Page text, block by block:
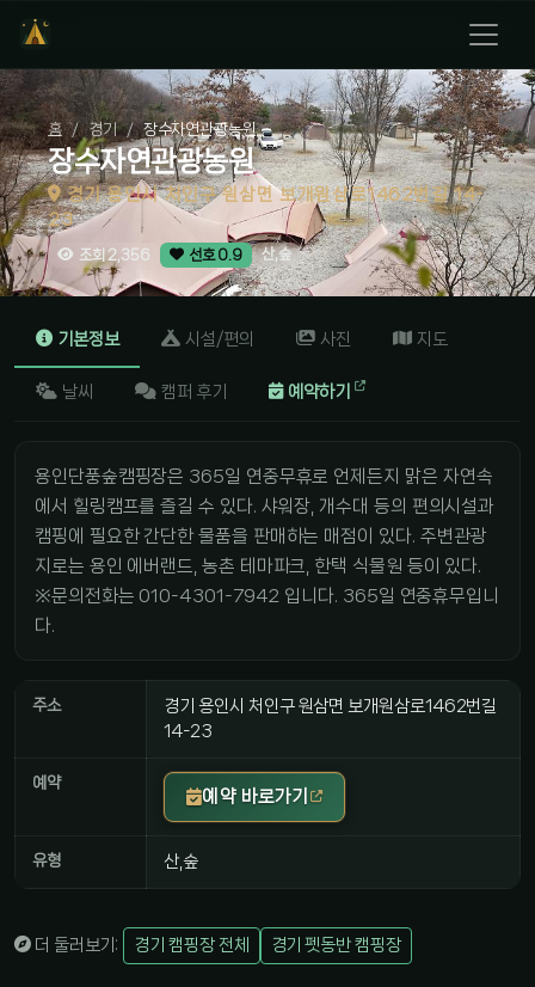
홈 경기 장수자연관광농원
장수자연관광농원
경기 용인시 처인구 원삼면 보개원삼로1462번길 14-
23
조회 2,356 선호 0.9 산,숲
기본정보 시설/편의 사진 지도
날씨 캠퍼 후기 예약하기
용인단풍숲캠핑장은 365일 연중무휴로 언제든지 맑은 자연속
에서 힐링캠프를 즐길 수 있다. 샤워장, 개수대 등의 편의시설과
캠핑에 필요한 간단한 물품을 판매하는 매점이 있다. 주변관광
지로는 용인 에버랜드, 농촌 테마파크, 한택 식물원 등이 있다.
※문의전화는 010-4301-7942 입니다. 365일 연중휴무입니
다.
주소
경기 용인시 처인구 원삼면 보개원삼로1462번길
14-23
예약
예약 바로가기
유형 산,숲
더 둘러보기: 경기 캠핑장 전체 경기 펫동반 캠핑장